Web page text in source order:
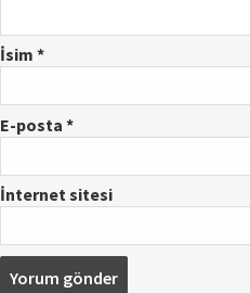
İsim *
E-posta *
İnternet sitesi